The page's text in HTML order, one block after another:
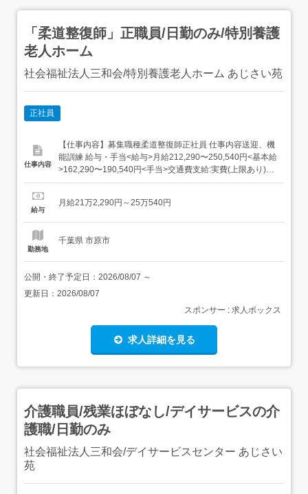
「柔道整復師」正職員/日勤のみ/特別養護
老人ホーム
社会福祉法人三和会/特別養護老人ホーム あじさい苑
正社員
仕事内容
【仕事内容】募集職種柔道整復師正社員 仕事内容送迎、機
能訓練 給与・手当<給与>月給212,290〜250,540円<基本給
>162,290〜190,540円<手当>交通費支給:実費(上限あり)交
通費支給月額:15,620円処遇改善手当:50,000〜60,000円資
>2,880〜3...
給与
月給21万2,290円～25万540円
勤務地
千葉県 市原市
公開・終了予定日： 2026/08/07 ～
更新日： 2026/08/07
スポンサー : 求人ボックス
求人詳細を見る
介護職員/残業ほぼなし/デイサービスの介
護職/日勤のみ
社会福祉法人三和会/デイサービスセンター あじさい
苑